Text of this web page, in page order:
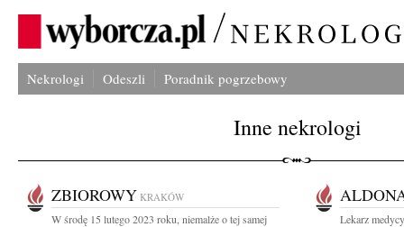
Nekrologi Odeszli Poradnik pogrzebowy
Inne nekrologi
ZBIOROWY KRAKÓW
W środę 15 lutego 2023 roku, niemalże o tej samej
Lekarz